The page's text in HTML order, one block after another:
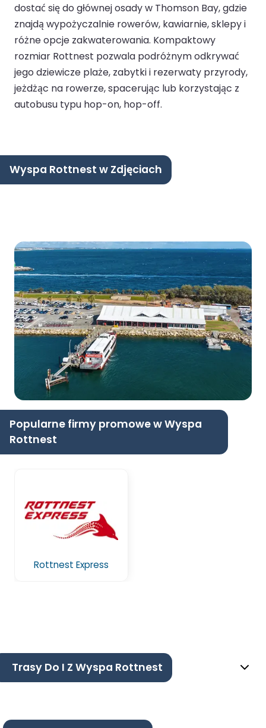
dostać się do głównej osady w Thomson Bay, gdzie
znajdą wypożyczalnie rowerów, kawiarnie, sklepy i
różne opcje zakwaterowania. Kompaktowy
rozmiar Rottnest pozwala podróżnym odkrywać
jego dziewicze plaże, zabytki i rezerwaty przyrody,
jeżdżąc na rowerze, spacerując lub korzystając z
autobusu typu hop-on, hop-off.
Wyspa Rottnest w Zdjęciach
Popularne firmy promowe w Wyspa
Rottnest
Rottnest Express
Trasy Do I Z Wyspa Rottnest